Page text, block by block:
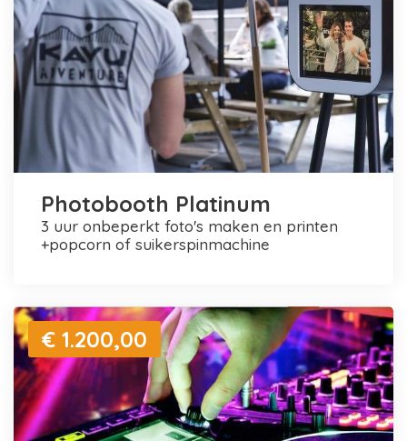
Photobooth Platinum
3 uur onbeperkt foto's maken en printen
+popcorn of suikerspinmachine
€ 1.200,00